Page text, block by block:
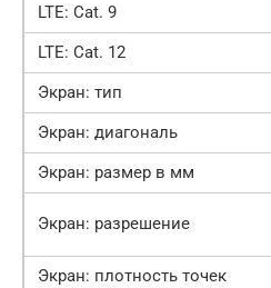
LTE: Cat. 9
LTE: Cat. 12
Экран: тип
Экран: диагональ
Экран: размер в мм
Экран: разрешение
Экран: плотность точек